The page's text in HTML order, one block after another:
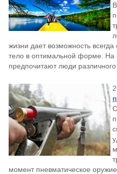
жизни дает возможность
тело в оптимальной форме. На
предпочитают люди различного
момент пневматическое